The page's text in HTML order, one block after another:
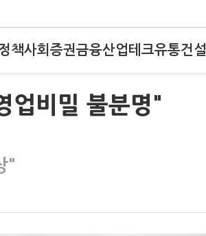
책사회 증권금융산업테크유통건설
업비밀 불분명"
"